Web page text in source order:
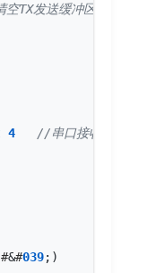
4
#&#039;)